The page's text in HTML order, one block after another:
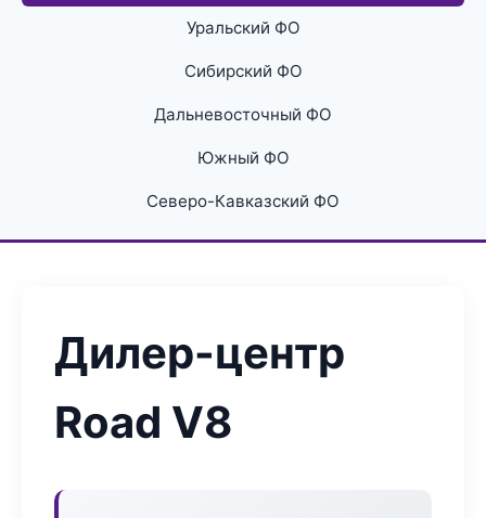
Уральский ФО
Сибирский ФО
Дальневосточный ФО
Южный ФО
Северо-Кавказский ФО
Дилер-центр
Road V8